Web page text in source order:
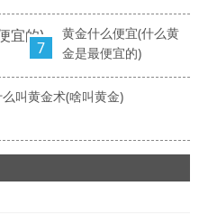
7
黄金什么便宜(什么黄
金是最便宜的)
叫黄金术(啥叫黄金)